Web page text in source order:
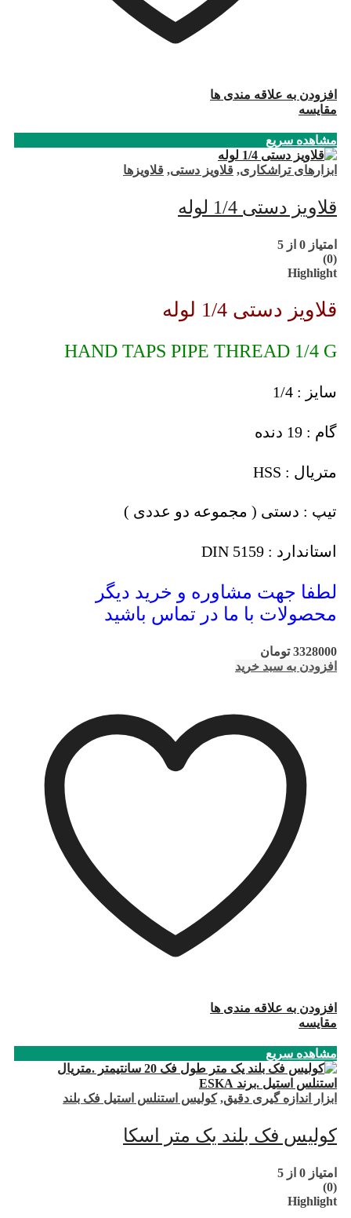
افزودن به علاقه مندی ها
مقایسه
مشاهده سریع
ابزارهای تراشکاری, قلاویز دستی, قلاویزها
قلاویز دستی 1/4 لوله
امتیاز 0 از 5
(0)
Highlight
قلاویز دستی 1/4 لوله
HAND TAPS PIPE THREAD 1/4 G
سایز : 1/4
گام : 19 دنده
متریال : HSS
تیپ : دستی ( مجموعه دو عددی )
استاندارد : DIN 5159
لطفا جهت مشاوره و خرید دیگر
محصولات با ما در تماس باشید
3328000 تومان
افزودن به سبد خرید
افزودن به علاقه مندی ها
مقایسه
مشاهده سریع
ابزار اندازه گیری دقیق,کولیس استنلس استیل فک بلند
کولیس فک بلند یک متر اسکا
امتیاز 0 از 5
(0)
Highlight